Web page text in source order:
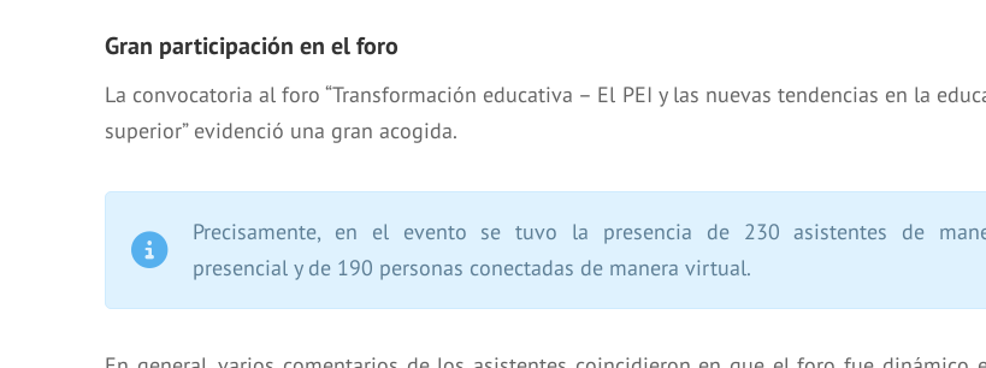
Gran participación en el foro
La convocatoria al foro “Transformación educativa – El PEI y las nuevas tendencias en la
superior” evidenció una gran acogida.
Precisamente, en el evento se tuvo la presencia de 230 asistentes de
presencial y de 190 personas conectadas de manera virtual.